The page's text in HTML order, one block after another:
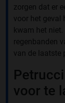
zorgen dat er
voor het geval
kwam het niet.
regenbanden
van de laatste
voor te